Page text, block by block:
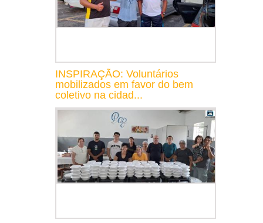
INSPIRAÇÃO: Voluntários
mobilizados em favor do bem
coletivo na cidad...